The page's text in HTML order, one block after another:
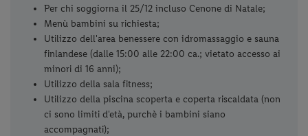
Per chi soggiorna il 25/12 incluso Cenone di Natale;
Menù bambini su richiesta;
Utilizzo dell'area benessere con idromassaggio e sauna
finlandese (dalle 15:00 alle 22:00 ca.; vietato accesso ai
minori di 16 anni);
Utilizzo della sala fitness;
Utilizzo della piscina scoperta e coperta riscaldata (non
ci sono limiti d'età, purchè i bambini siano
accompagnati);